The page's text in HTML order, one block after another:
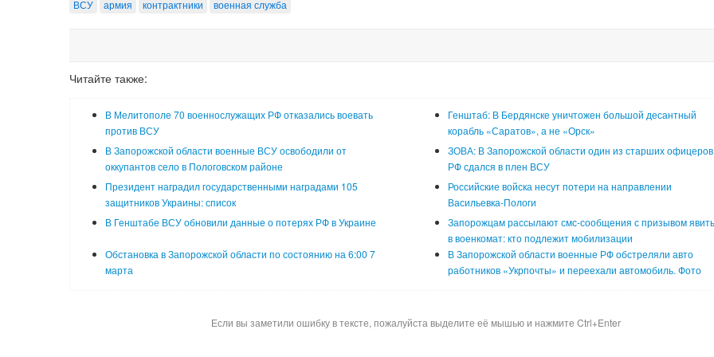
ВСУ армия контрактники военная служба
Читайте также:
В Мелитополе 70 военнослужащих РФ отказались воевать
против ВСУ
Генштаб: В Бердянске уничтожен большой десантный
корабль «Саратов», а не «Орск»
В Запорожской области военные ВСУ освободили от
оккупантов село в Пологовском районе
ЗОВА: В Запорожской области один из старших офицеров
РФ сдался в плен ВСУ
Президент наградил государственными наградами 105
защитников Украины: список
Российские войска несут потери на направлении
Васильевка-Пологи
В Генштабе ВСУ обновили данные о потерях РФ в Украине
Запорожцам рассылают смс-сообщения с призывом
в военкомат: кто подлежит мобилизации
Обстановка в Запорожской области по состоянию на 6:00 7
марта
В Запорожской области военные РФ обстреляли авто
работников «Укрпочты» и переехали автомобиль. Фото
Если вы заметили ошибку в тексте, пожалуйста выделите её мышью и нажмите Ctrl+Enter